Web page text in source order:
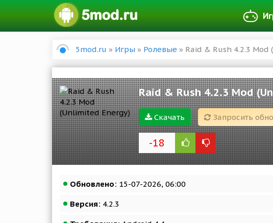
5mod.ru » Игры » Ролевые » Raid & Rush 4.2.3
Raid & Rush 4.2.3 Mod
Скачать Запросить
-18
Обновлено: 15-07-2026, 06:00
Версия: 4.2.3